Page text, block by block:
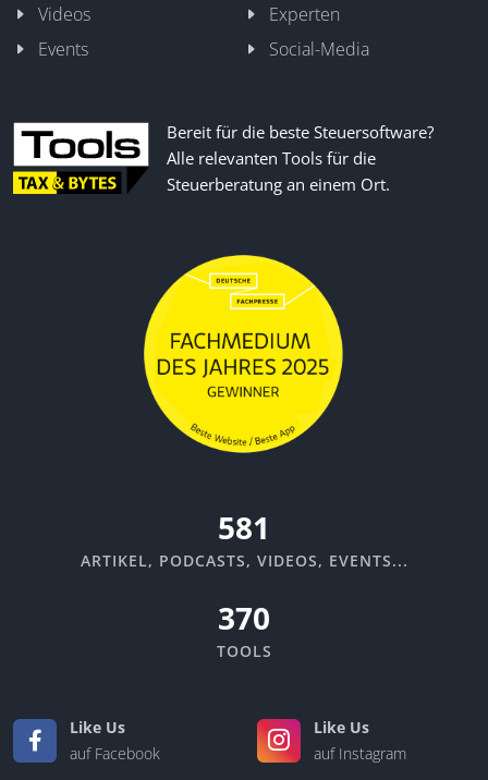
Videos
Experten
Events
Social-Media
Bereit für die beste Steuersoftware?
Alle relevanten Tools für die
Steuerberatung an einem Ort.
651
ARTIKEL, PODCASTS, VIDEOS, EVENTS...
370
TOOLS
Like Us
auf Facebook
Like Us
auf Instagram